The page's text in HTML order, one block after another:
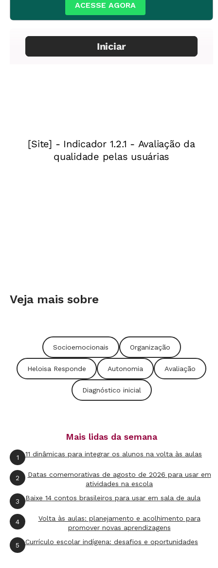
ACESSE AGORA
Veja mais sobre
Socioemocionais Organização
Heloisa Responde Autonomia Avaliação
Diagnóstico inicial
Mais lidas da semana
1 11 dinâmicas para integrar os alunos na volta às aulas
2
Datas comemorativas de agosto de 2026 para usar em
atividades na escola
3 Baixe 14 contos brasileiros para usar em sala de aula
4
Volta às aulas: planejamento e acolhimento para
promover novas aprendizagens
5 Currículo escolar indígena: desafios e oportunidades